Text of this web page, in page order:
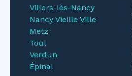
Villers-lès-Nancy
Nancy Vieille Ville
Metz
Toul
Verdun
Épinal